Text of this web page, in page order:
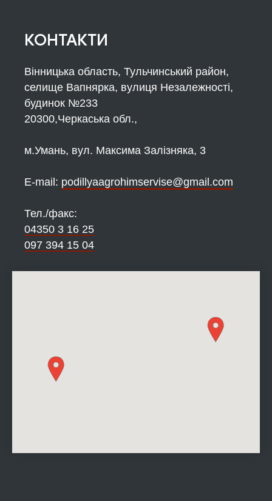
КОНТАКТИ
Вінницька область, Тульчинський район,
селище Вапнярка, вулиця Незалежності,
будинок №233
20300,Черкаська обл.,
м.Умань, вул. Максима Залізняка, 3
Е-mail: podillyaagrohimservise@gmail.com
Тел./факс:
04350 3 16 25
097 394 15 04